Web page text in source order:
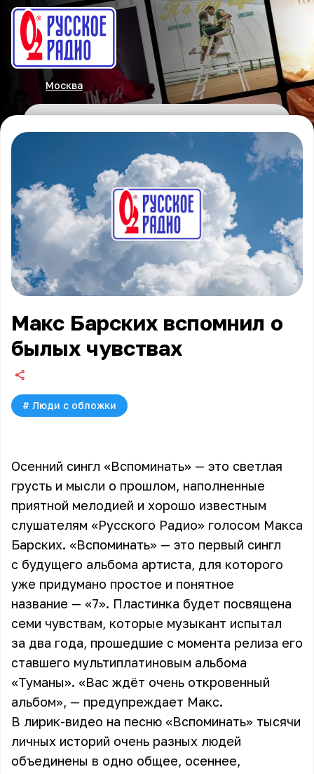
Москва
Макс Барских вспомнил о
былых чувствах
# Люди с обложки
Осенний сингл «Вспоминать» — это светлая
грусть и мысли о прошлом, наполненные
приятной мелодией и хорошо известным
слушателям «Русского Радио» голосом Макса
Барских. «Вспоминать» — это первый сингл
с будущего альбома артиста, для которого
уже придумано простое и понятное
название — «7». Пластинка будет посвящена
семи чувствам, которые музыкант испытал
за два года, прошедшие с момента релиза его
ставшего мультиплатиновым альбома
«Туманы». «Вас ждёт очень откровенный
альбом», — предупреждает Макс.
В лирик-видео на песню «Вспоминать» тысячи
личных историй очень разных людей
объединены в одно общее, осеннее,